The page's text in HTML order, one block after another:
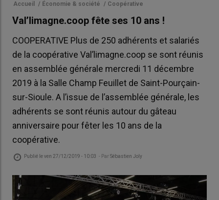
Accueil / Économie & société / Coopérative
Val’limagne.coop fête ses 10 ans !
COOPERATIVE Plus de 250 adhérents et salariés
de la coopérative Val’limagne.coop se sont réunis
en assemblée générale mercredi 11 décembre
2019 à la Salle Champ Feuillet de Saint-Pourçain-
sur-Sioule. A l’issue de l’assemblée générale, les
adhérents se sont réunis autour du gâteau
anniversaire pour fêter les 10 ans de la
coopérative.
Publié leven 27/12/2019 - 10:03 - ParSébastien Joly